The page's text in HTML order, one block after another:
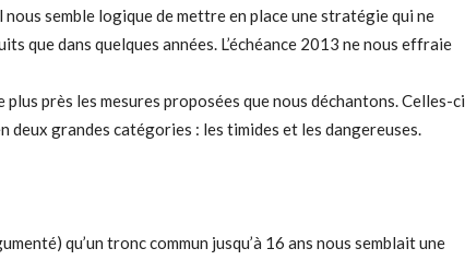
nous semble logique de mettre en place une stratégie qui ne
que dans quelques années. L’échéance 2013 ne nous effraie
plus près les mesures proposées que nous déchantons. Celles-ci
deux grandes catégories : les timides et les dangereuses.
qu’un tronc commun jusqu’à 16 ans nous semblait une